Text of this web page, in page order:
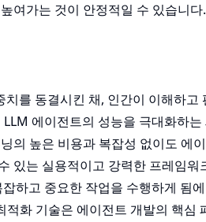
여가는 것이 안정적일 수 있습니다.
를 동결시킨 채, 인간이 이해하고
에이전트의 성능을 극대화하
의 높은 비용과 복잡성 없이도 에
있는 실용적이고 강력한 프레임워
하고 중요한 작업을 수행하게 됨
적화 기술은 에이전트 개발의 핵심